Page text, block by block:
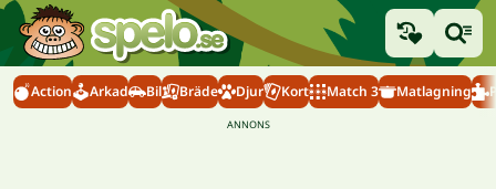
Action Arkad Bil Bräde Djur Kort Match 3 Matlagning